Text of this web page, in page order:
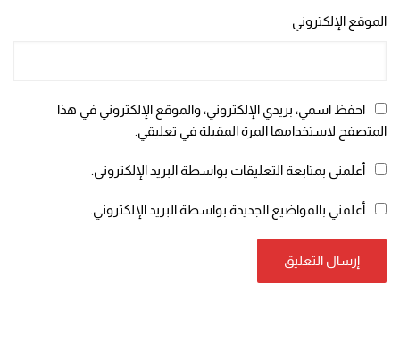
الموقع الإلكتروني
احفظ اسمي، بريدي الإلكتروني، والموقع الإلكتروني في هذا
المتصفح لاستخدامها المرة المقبلة في تعليقي.
أعلمني بمتابعة التعليقات بواسطة البريد الإلكتروني.
أعلمني بالمواضيع الجديدة بواسطة البريد الإلكتروني.